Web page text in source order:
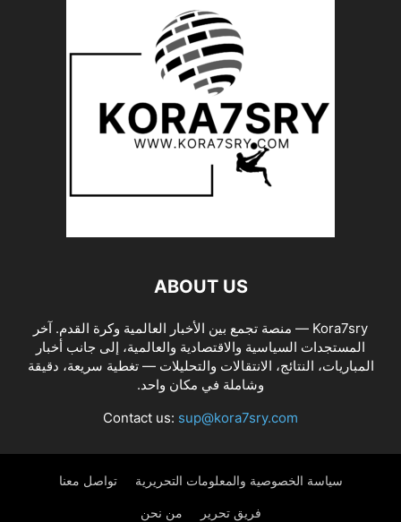
ABOUT US
Kora7sry — منصة تجمع بين الأخبار العالمية وكرة القدم. آخر
المستجدات السياسية والاقتصادية والعالمية، إلى جانب أخبار
المباريات، النتائج، الانتقالات والتحليلات — تغطية سريعة، دقيقة
وشاملة في مكان واحد.
Contact us: sup@kora7sry.com
سياسة الخصوصية والمعلومات التحريرية تواصل معنا
فريق تحرير من نحن